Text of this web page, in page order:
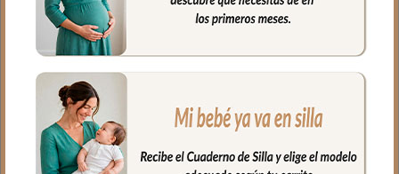
Ojales en respaldo y culete para la salida
de arneses. Traseras ajustadas con goma
en la parte superior y en la inferior para
que quede bien sujeta.
La tapa del saco en tejido polipiel
bordada; una polipiel sintética muy suave
y agradable.